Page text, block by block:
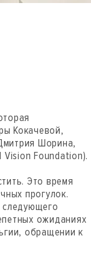
Кокачевой,
Шорина,
Vision Foundation).
Это время
прогулок.
следующего
ожиданиях
обращении к